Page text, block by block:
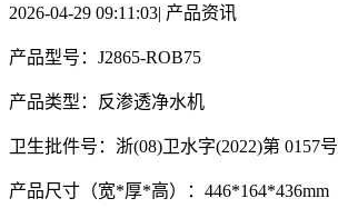
2026-04-29 09:11:03| 产品资讯
产品型号：J2865-ROB75
产品类型：反渗透净水机
卫生批件号：浙(08)卫水字(2022)第 0157号
产品尺寸（宽*厚*高）：446*164*436mm